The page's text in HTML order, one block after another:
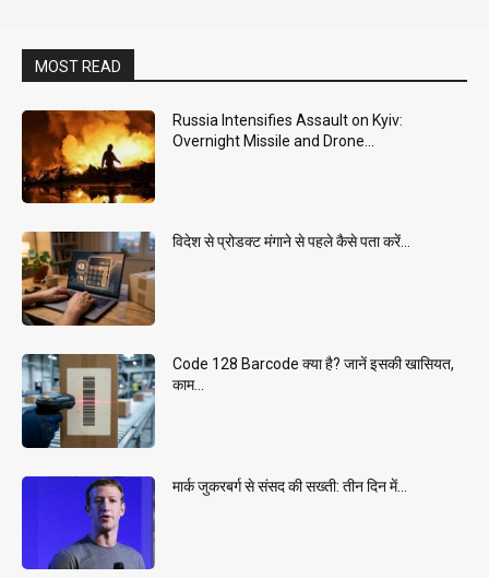
MOST READ
Russia Intensifies Assault on Kyiv:
Overnight Missile and Drone...
विदेश से प्रोडक्ट मंगाने से पहले कैसे पता करें...
Code 128 Barcode क्या है? जानें इसकी खासियत,
काम...
मार्क जुकरबर्ग से संसद की सख्ती: तीन दिन में...